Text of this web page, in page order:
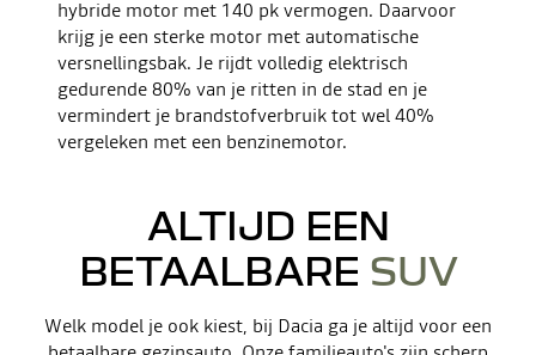
hybride motor met 140 pk vermogen. Daarvoor
krijg je een sterke motor met automatische
versnellingsbak. Je rijdt volledig elektrisch
gedurende 80% van je ritten in de stad en je
vermindert je brandstofverbruik tot wel 40%
vergeleken met een benzinemotor.
ALTIJD EEN
BETAALBARE SUV
Welk model je ook kiest, bij Dacia ga je altijd voor een